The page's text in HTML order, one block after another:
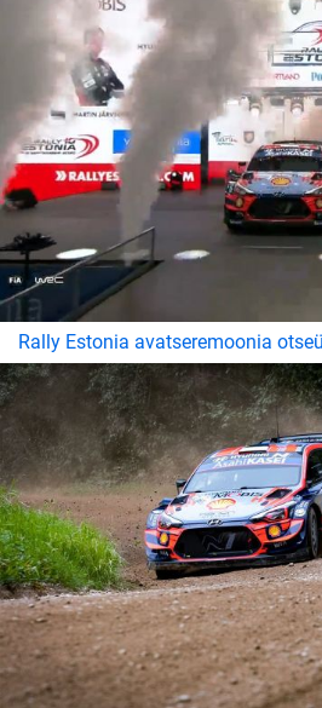
Rally Estonia avatseremoonia